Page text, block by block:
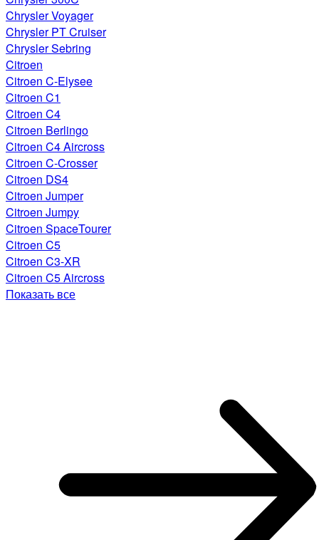
Chrysler Voyager
Chrysler PT Cruiser
Chrysler Sebring
Citroen
Citroen C-Elysee
Citroen C1
Citroen C4
Citroen Berlingo
Citroen C4 Aircross
Citroen C-Crosser
Citroen DS4
Citroen Jumper
Citroen Jumpy
Citroen SpaceTourer
Citroen C5
Citroen C3-XR
Citroen C5 Aircross
Показать все